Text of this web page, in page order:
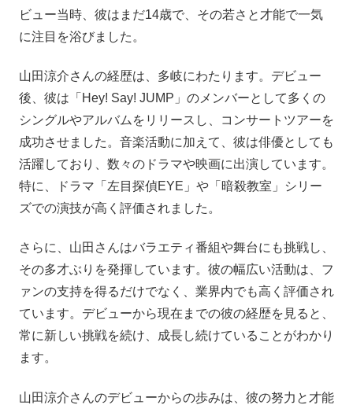
ビュー当時、彼はまだ14歳で、その若さと才能で一気
に注目を浴びました。
山田涼介さんの経歴は、多岐にわたります。デビュー
後、彼は「Hey! Say! JUMP」のメンバーとして多くの
シングルやアルバムをリリースし、コンサートツアーを
成功させました。音楽活動に加えて、彼は俳優としても
活躍しており、数々のドラマや映画に出演しています。
特に、ドラマ「左目探偵EYE」や「暗殺教室」シリー
ズでの演技が高く評価されました。
さらに、山田さんはバラエティ番組や舞台にも挑戦し、
その多才ぶりを発揮しています。彼の幅広い活動は、フ
ァンの支持を得るだけでなく、業界内でも高く評価され
ています。デビューから現在までの彼の経歴を見ると、
常に新しい挑戦を続け、成長し続けていることがわかり
ます。
山田涼介さんのデビューからの歩みは、彼の努力と才能